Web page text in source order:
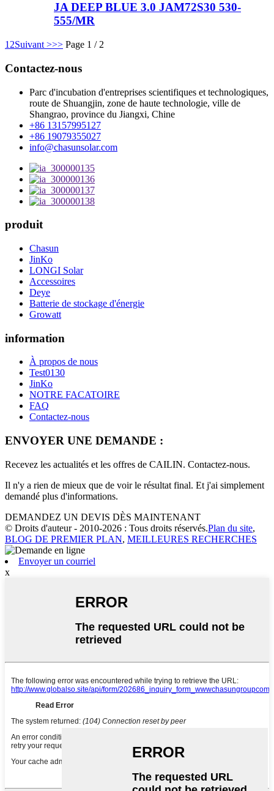
JA DEEP BLUE 3.0 JAM72S30 530-
555/MR
1 2Suivant >>> Page 1 / 2
Contactez-nous
Parc d'incubation d'entreprises scientifiques et technologiques,
route de Shuangjin, zone de haute technologie, ville de
Shangrao, province du Jiangxi, Chine
+86 13157995127
+86 19079355027
info@chasunsolar.com
produit
Chasun
JinKo
LONGI Solar
Accessoires
Deye
Batterie de stockage d'énergie
Growatt
information
À propos de nous
Test0130
JinKo
NOTRE FACATOIRE
FAQ
Contactez-nous
ENVOYER UNE DEMANDE :
Recevez les actualités et les offres de CAILIN. Contactez-nous.
Il n'y a rien de mieux que de voir le résultat final. Et j'ai simplement
demandé plus d'informations.
DEMANDEZ UN DEVIS DÈS MAINTENANT
© Droits d'auteur - 2010-2026 : Tous droits réservés.Plan du site,
BLOG DE PREMIER PLAN, MEILLEURES RECHERCHES
Envoyer un courriel
x